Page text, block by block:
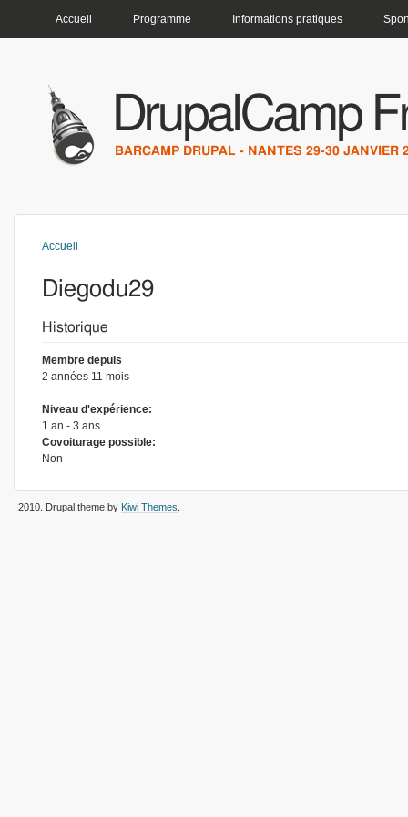
Accueil Programme Informations pratiques
DrupalCamp
BARCAMP DRUPAL - NANTES 29-30 JANVIER
Vous êtes ici
Accueil
Diegodu29
Historique
Membre depuis
2 années 11 mois
Niveau d'expérience:
1 an - 3 ans
Covoiturage possible:
Non
2010 . Drupal theme by Kiwi Themes